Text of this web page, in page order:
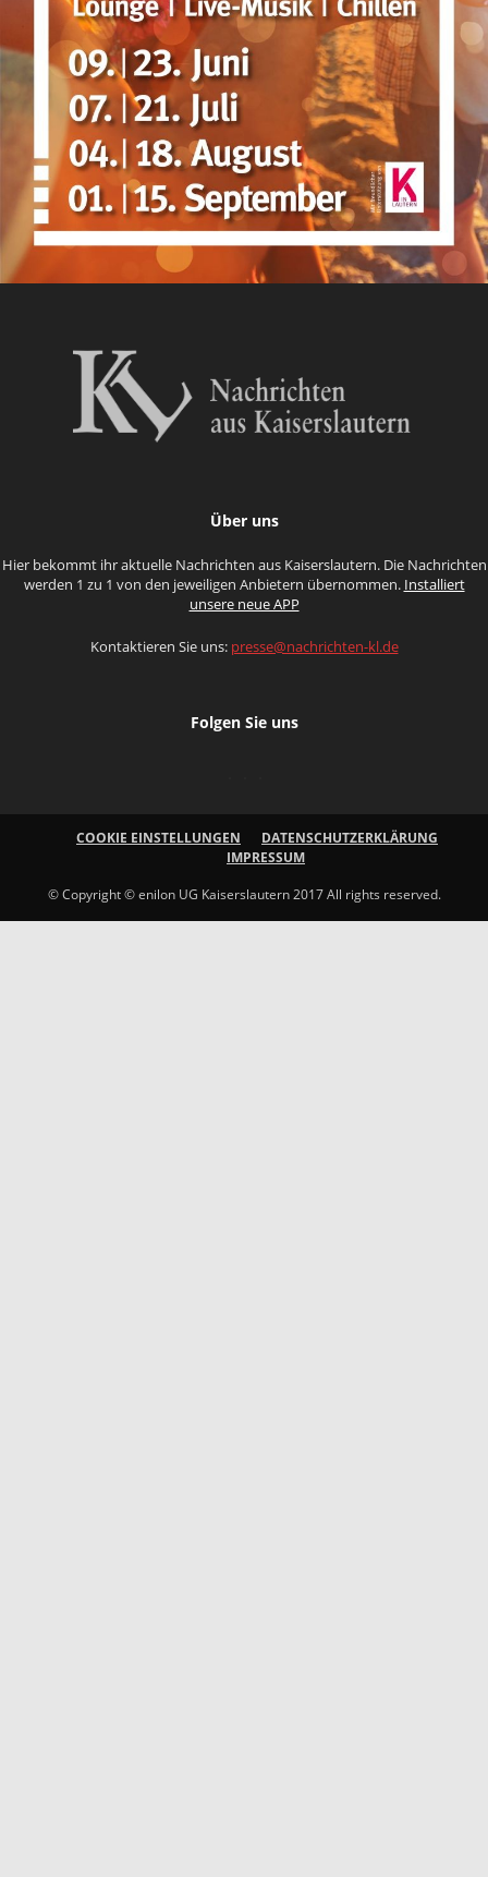
Über uns
Hier bekommt ihr aktuelle Nachrichten aus Kaiserslautern. Die Nachrichten
werden 1 zu 1 von den jeweiligen Anbietern übernommen. Installiert
unsere neue APP
Kontaktieren Sie uns: presse@nachrichten-kl.de
Folgen Sie uns
COOKIE EINSTELLUNGEN
DATENSCHUTZERKLÄRUNG
IMPRESSUM
© Copyright © enilon UG Kaiserslautern 2017 All rights reserved.